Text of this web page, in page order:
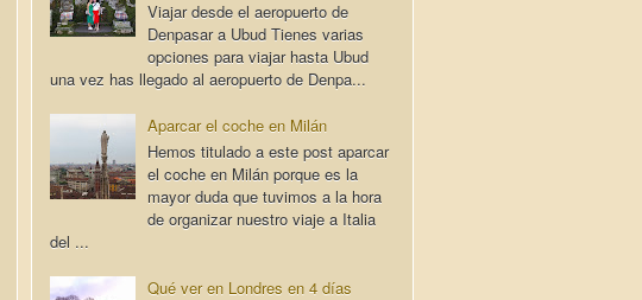
Viajar desde el aeropuerto de
Denpasar a Ubud Tienes varias
opciones para viajar hasta Ubud
una vez has llegado al aeropuerto de Denpa...
Aparcar el coche en Milán
Hemos titulado a este post aparcar
el coche en Milán porque es la
mayor duda que tuvimos a la hora
de organizar nuestro viaje a Italia
del ...
Qué ver en Londres en 4 días